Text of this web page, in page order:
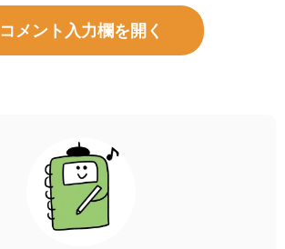
コメント入力欄を開く